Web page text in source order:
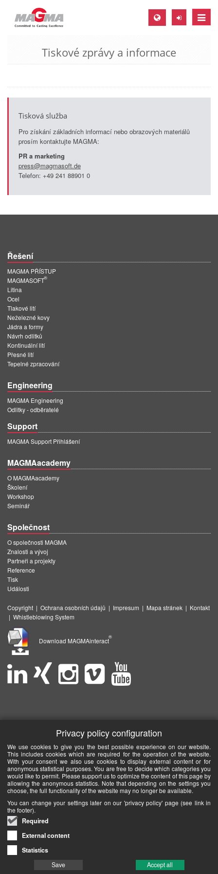
Toggle
MAGMA Europe, Germany
EN
CS
MAGMA North-America, USA
EN
MAGMA Asia-Pacific, Singapore
MAGMA Türkiye
EN
TR
EN
ZH
MAGMA India
MAGMA Korea
EN
KO
Tiskové zprávy a informace
Tisková služba
Pro získání základních informací nebo obrazových materiálů
prosím kontaktujte MAGMA:
PR a marketing
press@magmasoft.de
Telefon: +49 241 88901 0
Řešení
MAGMA PŘÍSTUP
MAGMASOFT
®
Litina
Ocel
Tlakové lití
Neželezné kovy
Jádra a formy
Návrh odlitků
Kontinuální lití
Přesné lití
Tepelné zpracování
Engineering
MAGMA Engineering
Odlitky - odběratelé
Support
MAGMA Support Přihlášení
MAGMAacademy
O MAGMAacademy
Školení
Workshop
Seminář
Společnost
O společnosti MAGMA
Znalosti a vývoj
Partneři a projekty
Reference
Tisk
Události
Copyright | Ochrana osobních údajů | Impresum | Mapa stránek | Kontakt
| Whistleblowing System
Download MAGMAinteract
®
Privacy policy configuration
We use cookies to give you the best possible experience on our website.
This includes cookies which are required for the operation of the website.
With your consent we also use cookies to display external content or for
anonymous statistical purposes. You are free to decide which categories you
would like to permit. Please support us to optimize the content of this page by
allowing the anonymous statistics. Note that depending on the settings you
choose, the full functionality of the website may no longer be available.
You can change your settings later on our 'privacy policy' page (see link in
the footer).
Required
External content
Statistics
Save
Accept all